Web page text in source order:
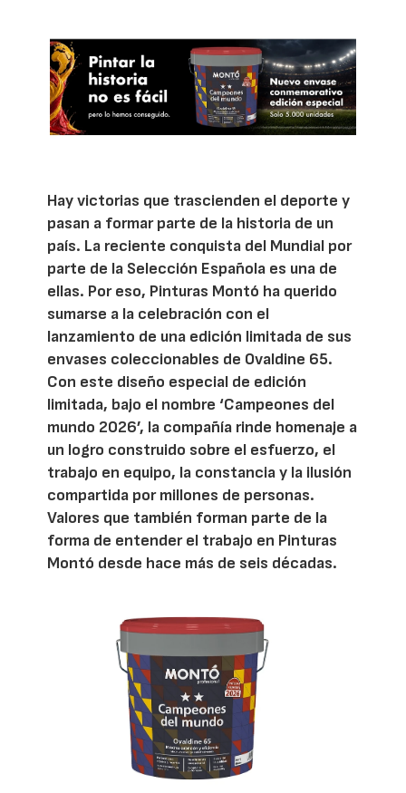
Hay victorias que trascienden el deporte y
pasan a formar parte de la historia de un
país. La reciente conquista del Mundial por
parte de la Selección Española es una de
ellas. Por eso, Pinturas Montó ha querido
sumarse a la celebración con el
lanzamiento de una edición limitada de sus
envases coleccionables de Ovaldine 65.
Con este diseño especial de edición
limitada, bajo el nombre ‘Campeones del
mundo 2026’, la compañía rinde homenaje a
un logro construido sobre el esfuerzo, el
trabajo en equipo, la constancia y la ilusión
compartida por millones de personas.
Valores que también forman parte de la
forma de entender el trabajo en Pinturas
Montó desde hace más de seis décadas.